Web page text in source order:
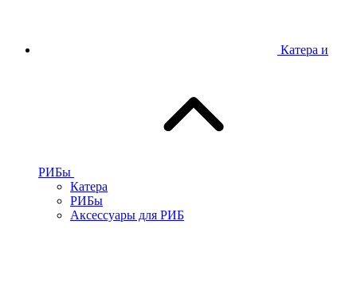
Катера и
РИБы
Катера
РИБы
Аксессуары для РИБ